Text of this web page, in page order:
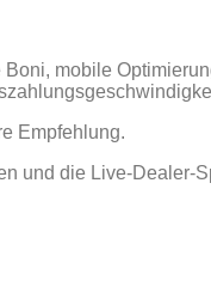
mobile
Empfehlung.
und die